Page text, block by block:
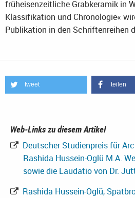
früheisenzeitliche Grabkeramik in
Klassifikation und Chronologie«
Publikation in den Schriftenreihen
tweet teilen
Web-Links zu diesem Artikel
Deutscher Studienpreis für
Rashida Hussein-Oglü M.A.
sowie die Laudatio von Dr.
Rashida Hussein-Oglü,